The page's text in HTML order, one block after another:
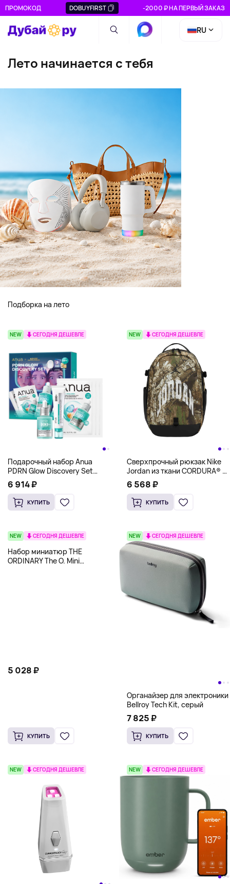
ПРОМОКОД DOBUYFIRST -2000 ₽ НА ПЕРВЫЙ ЗАКАЗ
RU
Лето начинается с тебя
Подборка на лето
NEW СЕГОДНЯ ДЕШЕВЛЕ
Подарочный набор Anua
PDRN Glow Discovery Set
(Лимитированная K-Pop
серия)
6 914 ₽
КУПИТЬ
NEW СЕГОДНЯ ДЕШЕВЛЕ
Сверхпрочный рюкзак Nike
Jordan из ткани CORDURA® с
отделением для ноутбука,
камуфляж
6 568 ₽
КУПИТЬ
NEW СЕГОДНЯ ДЕШЕВЛЕ
Набор миниатюр THE
ORDINARY The O. Mini
5 028 ₽
КУПИТЬ
NEW СЕГОДНЯ ДЕШЕВЛЕ
Органайзер для электроники
Bellroy Tech Kit, серый
7 825 ₽
КУПИТЬ
NEW СЕГОДНЯ ДЕШЕВЛЕ NEW СЕГОДНЯ ДЕШЕВЛЕ